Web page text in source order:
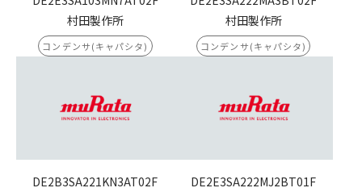
村田製作所
コンデンサ(キャパシタ)
村田製作所
コンデンサ(キャパシタ)
DE2B3SA221KN3AT02F
DE2E3SA222MJ2BT01F